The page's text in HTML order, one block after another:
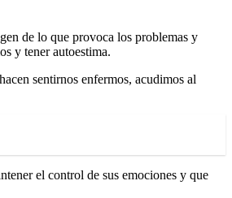
de lo que provoca los problemas y
y tener autoestima.
sentirnos enfermos, acudimos al
el control de sus emociones y que